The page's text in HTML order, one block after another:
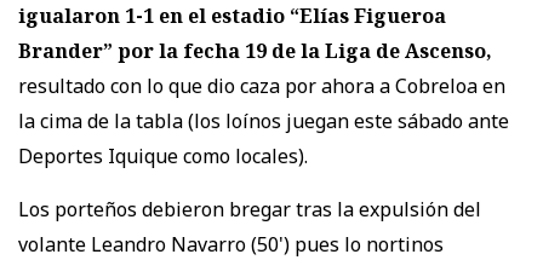
igualaron 1-1 en el estadio “Elías Figueroa
Brander” por la fecha 19 de la Liga de Ascenso,
resultado con lo que dio caza por ahora a Cobreloa en
la cima de la tabla (los loínos juegan este sábado ante
Deportes Iquique como locales).
Los porteños debieron bregar tras la expulsión del
volante Leandro Navarro (50') pues lo nortinos